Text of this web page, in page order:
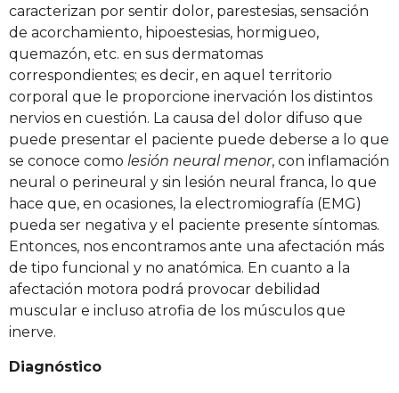
caracterizan por sentir dolor, parestesias, sensación
de acorchamiento, hipoestesias, hormigueo,
quemazón, etc. en sus dermatomas
correspondientes; es decir, en aquel territorio
corporal que le proporcione inervación los distintos
nervios en cuestión. La causa del dolor difuso que
puede presentar el paciente puede deberse a lo que
se conoce como lesión neural menor, con inflamación
neural o perineural y sin lesión neural franca, lo que
hace que, en ocasiones, la electromiografía (EMG)
pueda ser negativa y el paciente presente síntomas.
Entonces, nos encontramos ante una afectación más
de tipo funcional y no anatómica. En cuanto a la
afectación motora podrá provocar debilidad
muscular e incluso atrofia de los músculos que
inerve.
Diagnóstico